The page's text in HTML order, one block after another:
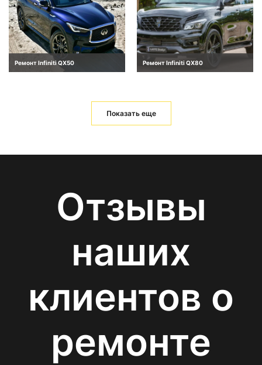
Ремонт Infiniti QX50 Ремонт Infiniti QX80
Показать еще
Отзывы
наших
клиентов о
ремонте